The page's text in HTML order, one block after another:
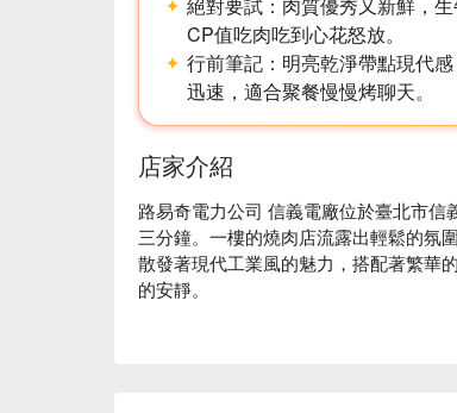
CP值吃肉吃到心花怒放。
行前筆記： 明亮乾淨帶點現代
迅速，適合聚餐慢慢烤聊天。
店家介紹
路易奇電力公司 信義電廠位於臺北市
三分鐘。一樓的燒肉店流露出輕鬆的氛
散發著現代工業風的魅力，搭配著繁華
的安靜。